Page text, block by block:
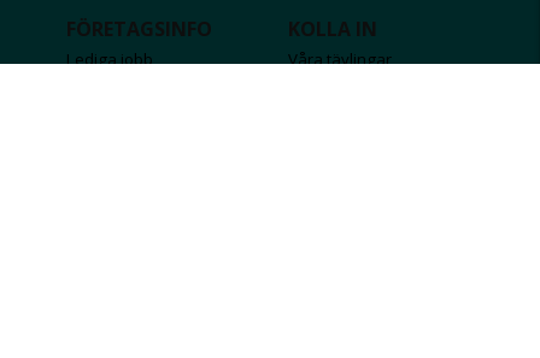
FÖRETAGSINFO
Lediga jobb
KOLLA IN
Våra tävlingar